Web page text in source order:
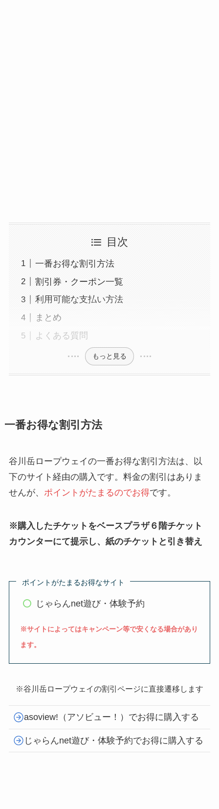
目次
一番お得な割引方法
割引券・クーポン一覧
利用可能な支払い方法
まとめ
よくある質問
もっと見る
一番お得な割引方法
谷川岳ロープウェイの一番お得な割引方法は、以
下のサイト経由の購入です。料金の割引はありま
せんが、 ポイントがたまるのでお得です。
※購入したチケットをベースプラザ６階チケット
カウンターにて提示し、紙のチケットと引き替え
ポイントがたまるお得なサイト
じゃらんnet遊び・体験予約
※サイトによってはキャンペーン等で安くなる場合があり
ます。
※谷川岳ロープウェイの割引ページに直接遷移します
asoview!（アソビュー！）でお得に購入する
じゃらんnet遊び・体験予約でお得に購入する